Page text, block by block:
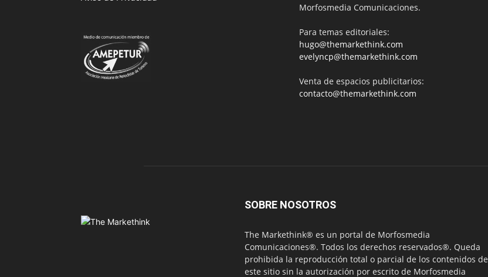
Morfosmedia Comunicaciones.
Para temas editoriales:
hugo@themarkethink.com
evelyncp@themarkethink.com
Venta de espacios publicitarios:
contacto@themarkethink.com
SOBRE NOSOTROS
The Markethink® es un portal de Morfosmedia
Comunicaciones®. Todos los derechos reservados®. Queda
prohibida la reproducción total o parcial de los contenidos de
este sitio sin la autorización por escrito de Morfosmedia